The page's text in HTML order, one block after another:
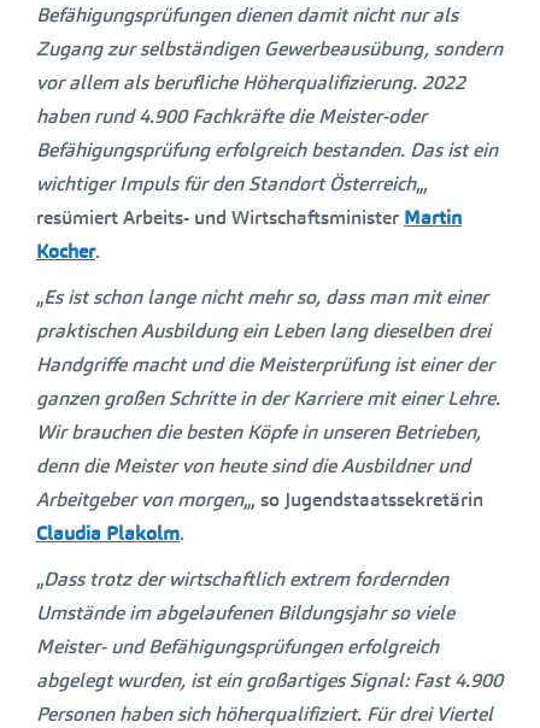
Befähigungsprüfungen dienen damit nicht nur als
Zugang zur selbständigen Gewerbeausübung, sondern
vor allem als berufliche Höherqualifizierung. 2022
haben rund 4.900 Fachkräfte die Meister-oder
Befähigungsprüfung erfolgreich bestanden. Das ist ein
wichtiger Impuls für den Standort Österreich„,
resümiert Arbeits- und Wirtschaftsminister Martin
Kocher.
„Es ist schon lange nicht mehr so, dass man mit einer
praktischen Ausbildung ein Leben lang dieselben drei
Handgriffe macht und die Meisterprüfung ist einer der
ganzen großen Schritte in der Karriere mit einer Lehre.
Wir brauchen die besten Köpfe in unseren Betrieben,
denn die Meister von heute sind die Ausbildner und
Arbeitgeber von morgen„, so Jugendstaatssekretärin
Claudia Plakolm.
„Dass trotz der wirtschaftlich extrem fordernden
Umstände im abgelaufenen Bildungsjahr so viele
Meister- und Befähigungsprüfungen erfolgreich
abgelegt wurden, ist ein großartiges Signal: Fast 4.900
Personen haben sich höherqualifiziert. Für drei Viertel